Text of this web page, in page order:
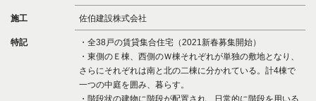
施工 佐伯建設株式会社
特記
・全38戸の賃貸集合住宅（2021新春募集開始）
・東側のＥ棟、西側のＷ棟それぞれが単独の敷地となり、
さらにそれぞれは南と北の二棟に分かれている。計4棟で
一つの中庭を囲み、暮らす。